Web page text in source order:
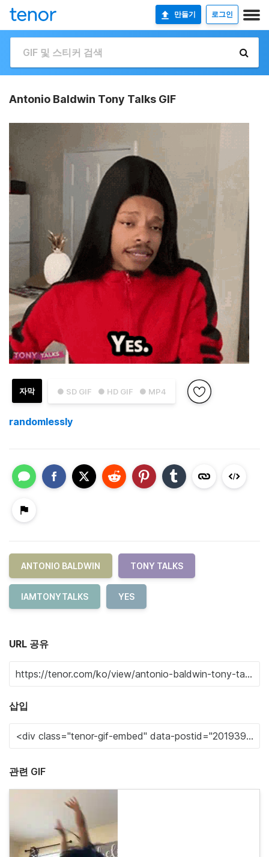
만들기 로그인
Antonio Baldwin Tony Talks GIF
● SD GIF ● HD GIF ● MP4
자막
randomlessly
ANTONIO BALDWIN TONY TALKS
IAMTONYTALKS YES
URL 공유
삽입
관련 GIF